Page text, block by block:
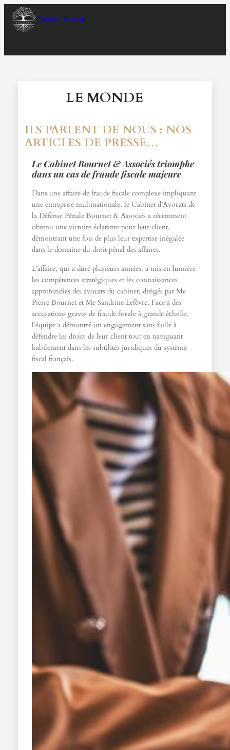
Aller
contenu
Cabinet Avocats
LE MONDE
ILS PARLENT DE NOUS : NOS
ARTICLES DE PRESSE…
Le Cabinet Bournet & Associés triomphe
dans un cas de fraude fiscale majeure
Dans une affaire de fraude fiscale complexe impliquant
une entreprise multinationale, le Cabinet d’Avocats de
la Défense Pénale Bournet & Associés a récemment
obtenu une victoire éclatante pour leur client,
démontrant une fois de plus leur expertise inégalée
dans le domaine du droit pénal des affaires.
L’affaire, qui a duré plusieurs années, a mis en lumière
les compétences stratégiques et les connaissances
approfondies des avocats du cabinet, dirigés par Me
Pierre Bournet et Me Sandrine Lefèvre. Face à des
accusations graves de fraude fiscale à grande échelle,
l’équipe a démontré un engagement sans faille à
défendre les droits de leur client tout en naviguant
habilement dans les subtilités juridiques du système
fiscal français.